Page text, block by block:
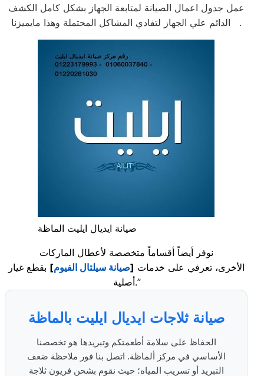
عمل جدول اعمال الصيانة لمتابعة الجهاز بشكل كامل الكشف
الدائم علي الجهاز لتفادي المشاكل المحتملة وهذا مايميزنا .
صيانة ايديال ايليت الماظة
نوفر أيضاً أقساماً متخصصة لأعطال الماركات
الأخرى، تعرفي على خدمات [صيانة سيلتال الفيوم] بقطع غيار
أصلية.”
صيانة ثلاجات ايديال ايليت بالماظة
الحفاظ على سلامة أطعمتكم وتبريدها هو تخصصنا
الأساسي في مركز ألماظة. اتصل بنا فور ملاحظة ضعف
التبريد أو تسريب المياه؛ حيث نقوم بشحن فريون ثلاجة